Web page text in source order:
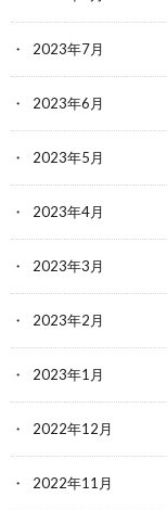
2023年7月
2023年6月
2023年5月
2023年4月
2023年3月
2023年2月
2023年1月
2022年12月
2022年11月